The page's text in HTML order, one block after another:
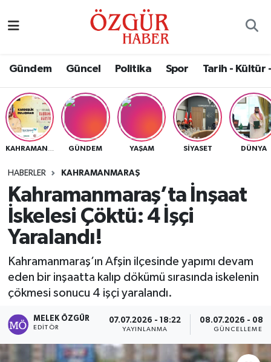
Gündem Güncel Politika Spor Tarih - Kültür
GÜNDEM YAŞAM SIYASET DÜNYA
HABERLER KAHRAMANMARAŞ
Kahramanmaraş’ta İnşaat
İskelesi Çöktü: 4 İşçi
Yaralandı!
Kahramanmaraş’ın Afşin ilçesinde yapımı devam
eden bir inşaatta kalıp dökümü sırasında iskelenin
çökmesi sonucu 4 işçi yaralandı.
MELEK ÖZGÜR
EDITÖR
07.07.2026 - 18:22
YAYINLANMA
08.07.2026 -
GÜNCELLEME
Eğitim
Ekonomi
Güncel
Gündem
Magazin
Politika
Sağlık
Spor
Tarih - Kültür - Sanat - Turizm
Nöbetçi Eczaneler
Namaz Vakitleri
Trafik Durumu
Süper Lig Puan Durumu ve Fikstür
Tüm Manşetler
Son Dakika Haberleri
Haber Arşivi